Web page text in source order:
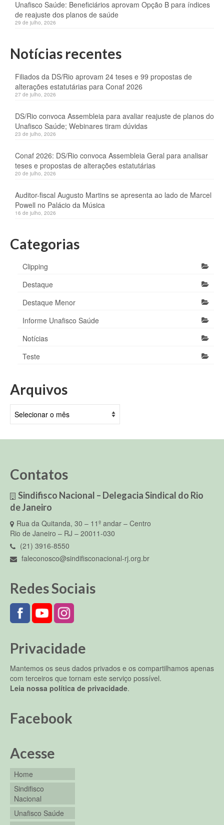
Unafisco Saúde: Beneficiários aprovam Opção B para índices
de reajuste dos planos de saúde
29 de julho, 2026
Notícias recentes
Filiados da DS/Rio aprovam 24 teses e 99 propostas de
alterações estatutárias para Conaf 2026
27 de julho, 2026
DS/Rio convoca Assembleia para avaliar reajuste de planos do
Unafisco Saúde; Webinares tiram dúvidas
23 de julho, 2026
Conaf 2026: DS/Rio convoca Assembleia Geral para analisar
teses e propostas de alterações estatutárias
20 de julho, 2026
Auditor-fiscal Augusto Martins se apresenta ao lado de Marcel
Powell no Palácio da Música
16 de julho, 2026
Categorias
Clipping
Destaque
Destaque Menor
Informe Unafisco Saúde
Notícias
Teste
Arquivos
Contatos
Sindifisco Nacional – Delegacia Sindical do Rio
de Janeiro
Rua da Quitanda, 30 – 11º andar – Centro
Rio de Janeiro – RJ – 20011-030
(21) 3916-8550
faleconosco@sindifisconacional-rj.org.br
Redes Sociais
Privacidade
Mantemos os seus dados privados e os compartilhamos apenas
com terceiros que tornam este serviço possível.
Leia nossa política de privacidade.
Facebook
Acesse
Home
Sindifisco
Nacional
Unafisco Saúde